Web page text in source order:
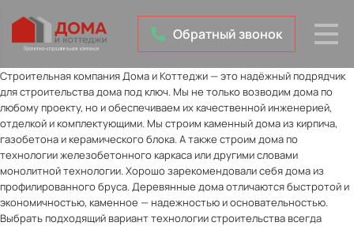
Обратный звонок
Строительная компания Дома и Коттеджи — это надёжный подрядчик
для строительства дома под ключ. Мы не только возводим дома по
любому проекту, но и обеспечиваем их качественной инженерией,
отделкой и комплектующими. Мы строим каменный дома из кирпича,
газобетона и керамического блока. А также строим дома по
технологии железобетонного каркаса или другими словами
монолитной технологии. Хорошо зарекомендовали себя дома из
профилированного бруса. Деревянные дома отличаются быстротой и
экономичностью, каменное — надежностью и основательностью.
Выбрать подходящий вариант технологии строительства всегда